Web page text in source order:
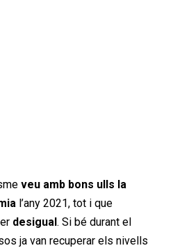
veu amb bons ulls la
l’any 2021, tot i que
desigual. Si bé durant el
ja van recuperar els nivells